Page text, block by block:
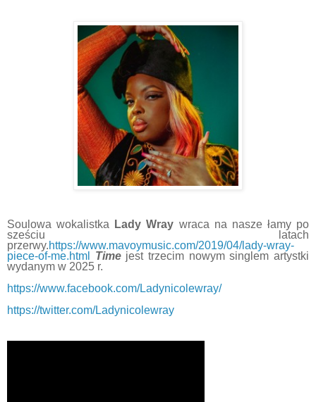
Soulowa wokalistka Lady Wray wraca na nasze łamy po
sześciu latach
przerwy.https://www.mavoymusic.com/2019/04/lady-wray-
piece-of-me.html
Timejest trzecim nowym singlem artystki
wydanym w 2025 r.
https://www.facebook.com/Ladynicolewray/
https://twitter.com/Ladynicolewray